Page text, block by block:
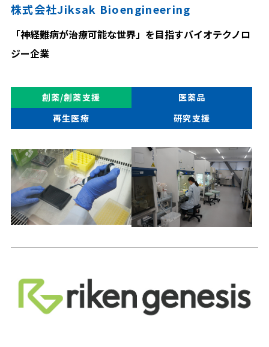
株式会社Jiksak Bioengineering
「神経難病が治療可能な世界」を目指すバイオテクノロ
ジー企業
創薬/創薬支援
医薬品
再生医療
研究支援